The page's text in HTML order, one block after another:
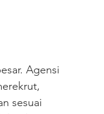
Agensi
sesuai